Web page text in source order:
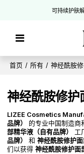
可持续护肤
首页 / 所有 / 神经酰胺
神经酰胺修护
LIZEE Cosmetics
品牌）
的专业中国制造
部精华液（自有品牌）
工
品牌）
和神经酰胺修护面
们以获得神经酰胺修护面